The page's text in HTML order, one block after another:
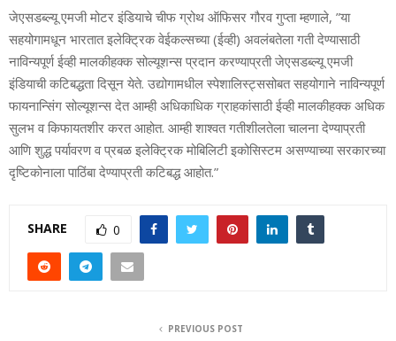
जेएसडब्‍ल्‍यू एमजी मोटर इंडियाचे चीफ ग्रोथ ऑफिसर गौरव गुप्‍ता म्‍हणाले, ”या
सहयोगामधून भारतात इलेक्ट्रिक वेईकल्‍सच्‍या (ईव्‍ही) अवलंबतेला गती देण्‍यासाठी
नाविन्‍यपूर्ण ईव्‍ही मालकीहक्‍क सोल्‍यूशन्‍स प्रदान करण्‍याप्रती जेएसडब्‍ल्‍यू एमजी
इंडियाची कटिबद्धता दिसून येते. उद्योगामधील स्‍पेशालिस्‍ट्ससोबत सहयोगाने नाविन्‍यपूर्ण
फायनान्सिंग सोल्‍यूशन्‍स देत आम्‍ही अधिकाधिक ग्राहकांसाठी ईव्‍ही मालकीहक्‍क अधिक
सुलभ व किफायतशीर करत आहोत. आम्‍ही शाश्‍वत गतीशीलतेला चालना देण्‍याप्रती
आणि शुद्ध पर्यावरण व प्रबळ इलेक्ट्रिक मोबिलिटी इकोसिस्‍टम असण्‍याच्‍या सरकारच्‍या
दृष्टिकोनाला पाठिंबा देण्‍याप्रती कटिबद्ध आहोत.”
SHARE 0
PREVIOUS POST